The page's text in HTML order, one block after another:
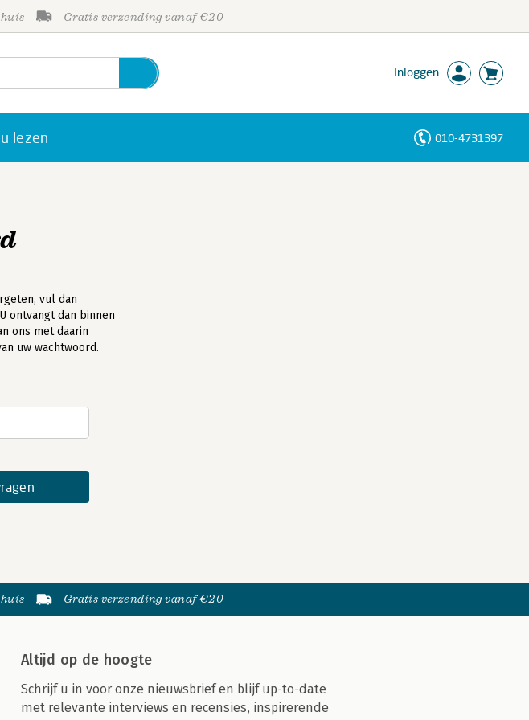
Gratis verzending vanaf €20
Inloggen
lezen 010-4731397
vul dan
ontvangt dan binnen
ons met daarin
uw wachtwoord.
Gratis verzending vanaf €20
Altijd op de hoogte
Schrijf u in voor onze nieuwsbrief en blijf up-to-date
met relevante interviews en recensies, inspirerende
Personen